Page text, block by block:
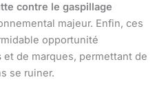
contre le gaspillage
majeur. Enfin, ces
opportunité
et de marques, permettant de
se ruiner.